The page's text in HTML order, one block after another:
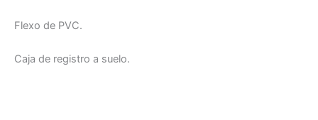
Flexo de PVC.
Caja de registro a suelo.